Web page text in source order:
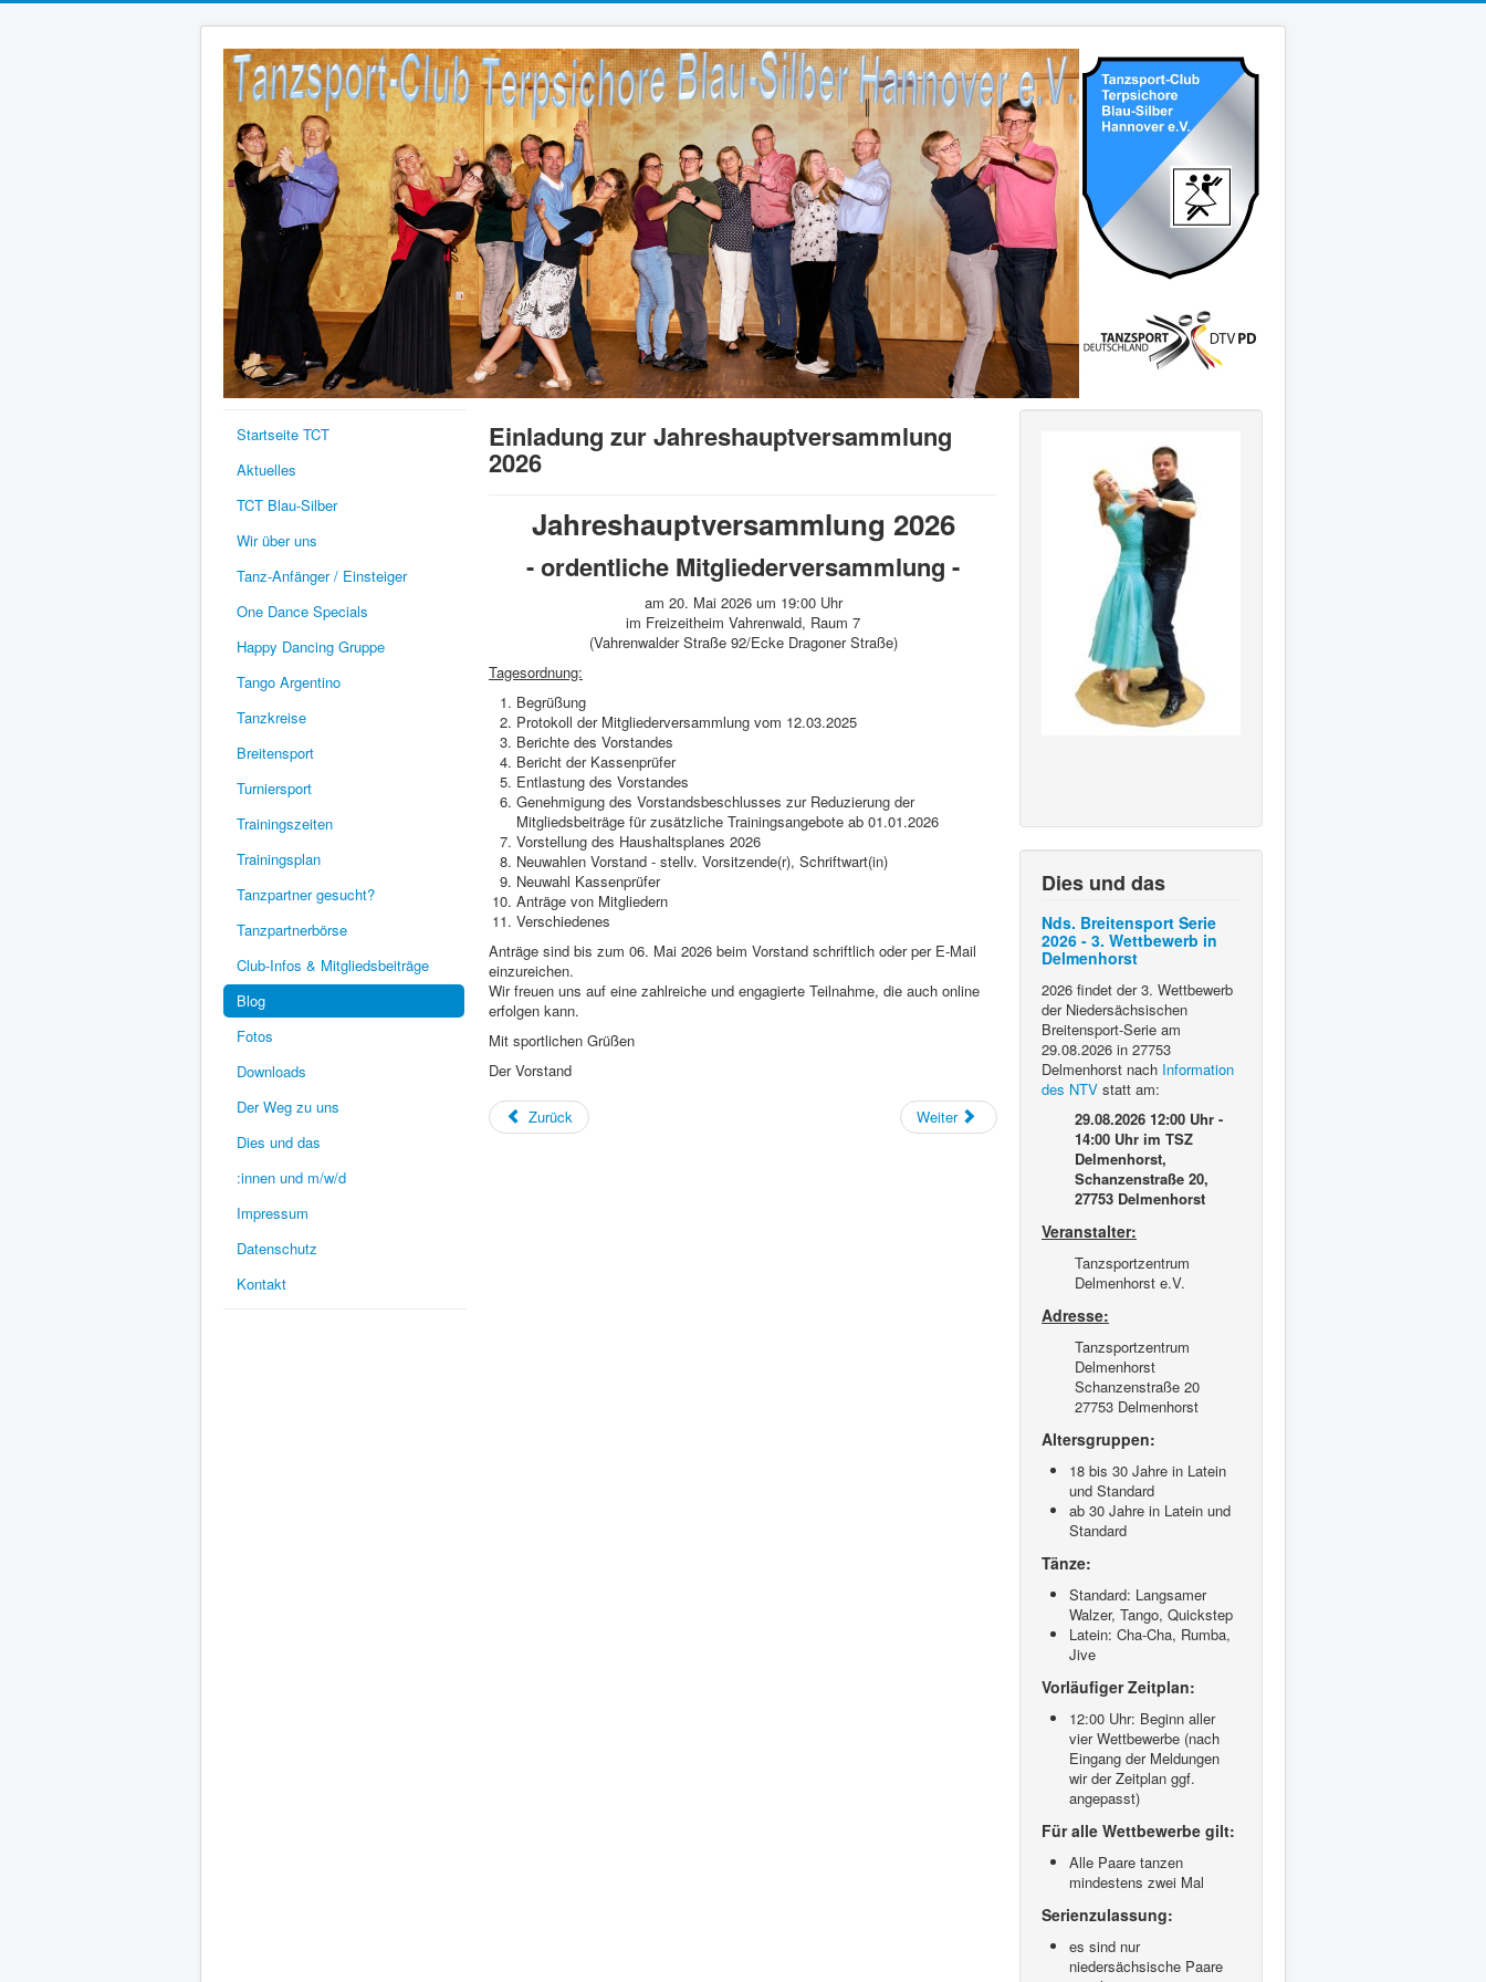
Startseite TCT
Aktuelles
TCT Blau-Silber
Wir über uns
Tanz-Anfänger / Einsteiger
One Dance Specials
Happy Dancing Gruppe
Tango Argentino
Tanzkreise
Breitensport
Turniersport
Trainingszeiten
Trainingsplan
Tanzpartner gesucht?
Tanzpartnerbörse
Club-Infos & Mitgliedsbeiträge
Blog
Fotos
Downloads
Der Weg zu uns
Dies und das
:innen und m/w/d
Impressum
Datenschutz
Kontakt
Einladung zur Jahreshauptversammlung
2026
Jahreshauptversammlung 2026
- ordentliche Mitgliederversammlung -
am 20. Mai 2026 um 19:00 Uhr
im Freizeitheim Vahrenwald, Raum 7
(Vahrenwalder Straße 92/Ecke Dragoner Straße)
Tagesordnung:
Begrüßung
Protokoll der Mitgliederversammlung vom 12.03.2025
Berichte des Vorstandes
Bericht der Kassenprüfer
Entlastung des Vorstandes
Genehmigung des Vorstandsbeschlusses zur Reduzierung der
Mitgliedsbeiträge für zusätzliche Trainingsangebote ab 01.01.2026
Vorstellung des Haushaltsplanes 2026
Neuwahlen Vorstand - stellv. Vorsitzende(r), Schriftwart(in)
Neuwahl Kassenprüfer
Anträge von Mitgliedern
Verschiedenes
Anträge sind bis zum 06. Mai 2026 beim Vorstand schriftlich oder per E-Mail
einzureichen.
Wir freuen uns auf eine zahlreiche und engagierte Teilnahme, die auch online
erfolgen kann.
Mit sportlichen Grüßen
Der Vorstand
Zurück Weiter
Dies und das
Nds. Breitensport Serie
2026 - 3. Wettbewerb in
Delmenhorst
2026 findet der 3. Wettbewerb
der Niedersächsischen
Breitensport-Serie am
29.08.2026 in 27753
Delmenhorst nach Information
des NTV statt am:
29.08.2026 12:00 Uhr -
14:00 Uhr im TSZ
Delmenhorst,
Schanzenstraße 20,
27753 Delmenhorst
Veranstalter:
Tanzsportzentrum
Delmenhorst e.V.
Adresse:
Tanzsportzentrum
Delmenhorst
Schanzenstraße 20
27753 Delmenhorst
Altersgruppen:
18 bis 30 Jahre in Latein
und Standard
ab 30 Jahre in Latein und
Standard
Tänze:
Standard: Langsamer
Walzer, Tango, Quickstep
Latein: Cha-Cha, Rumba,
Jive
Vorläufiger Zeitplan:
12:00 Uhr: Beginn aller
vier Wettbewerbe (nach
Eingang der Meldungen
wir der Zeitplan ggf.
angepasst)
Für alle Wettbewerbe gilt:
Alle Paare tanzen
mindestens zwei Mal
Serienzulassung:
es sind nur
niedersächsische Paare